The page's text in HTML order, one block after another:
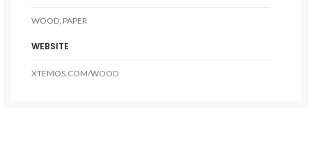
WOOD, PAPER
WEBSITE
XTEMOS.COM/WOOD